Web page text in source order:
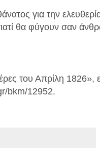
για την
θα φύγουν σαν
του Απρίλη 1826»,
bkm/12952.